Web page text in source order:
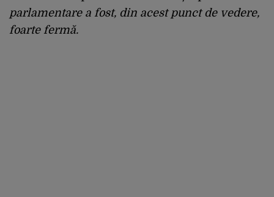
parlamentare a fost, din acest punct de vedere,
foarte fermă.